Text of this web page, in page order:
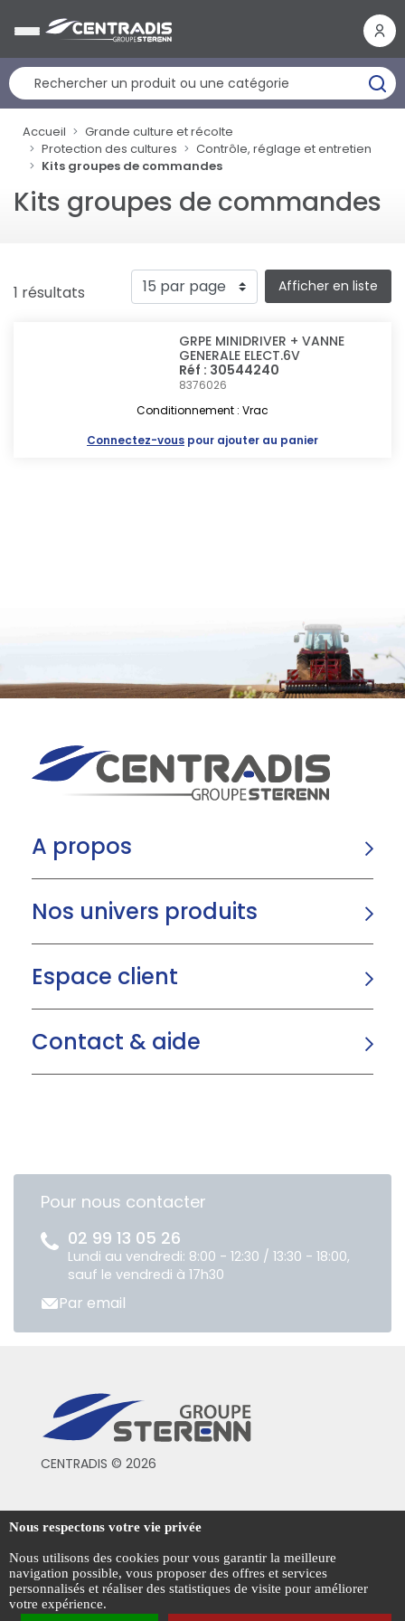
Accueil
Grande culture et récolte
Protection des cultures
Contrôle, réglage et entretien
Kits groupes de commandes
Kits groupes de commandes
1 résultats Afficher en liste
GRPE MINIDRIVER + VANNE
GENERALE ELECT.6V
Réf : 30544240
8376026
Conditionnement : Vrac
Connectez-vous pour ajouter au panier
A propos
Nos univers produits
Espace client
Contact & aide
Pour nous contacter
02 99 13 05 26
Lundi au vendredi: 8:00 - 12:30 / 13:30 - 18:00,
sauf le vendredi à 17h30
Par email
CENTRADIS © 2026
Conditions générales de vente
Mentions légales
Politique de confidentialité
Gestion des cookies
Nous respectons votre vie privée
Nous utilisons des cookies pour vous garantir la meilleure
navigation possible, vous proposer des offres et services
personnalisés et réaliser des statistiques de visite pour améliorer
votre expérience.